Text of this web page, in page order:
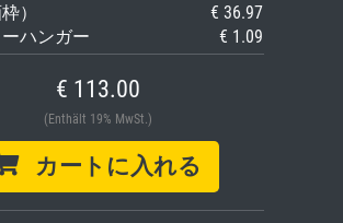
）
€ 36.97
ハンガー
€ 1.09
€ 113.00
(Enthält 19% MwSt.)
カートに入れる